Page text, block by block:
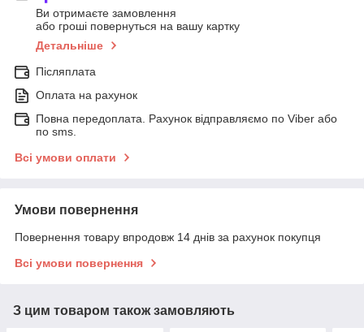
Ви отримаєте замовлення
або гроші повернуться на вашу картку
Детальніше
Післяплата
Оплата на рахунок
Повна передоплата. Рахунок відправляємо по Viber або
по sms.
Всі умови оплати
Умови повернення
Повернення товару впродовж 14 днів за рахунок покупця
Всі умови повернення
З цим товаром також замовляють